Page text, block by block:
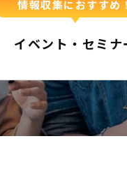
情報収集におすすめ！
イベント・セミナ